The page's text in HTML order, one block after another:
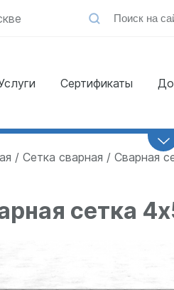
Сертификаты
Сетка сварная Сварная
сетка